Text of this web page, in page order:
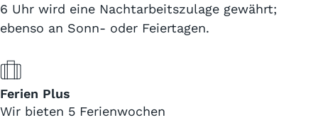
6 Uhr wird eine Nachtarbeitszulage gewährt;
ebenso an Sonn- oder Feiertagen.
Ferien Plus
Wir bieten 5 Ferienwochen